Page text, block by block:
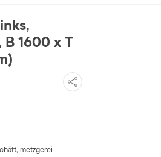
1600 x T
metzgerei